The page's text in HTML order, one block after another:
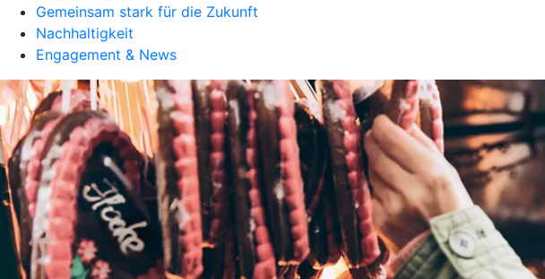
Gemeinsam stark für die Zukunft
Nachhaltigkeit
Engagement & News